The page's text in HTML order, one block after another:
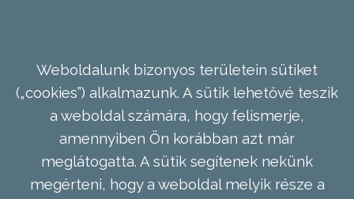
Weboldalunk bizonyos területein sütiket
(„cookies”) alkalmazunk. A sütik lehetővé teszik
a weboldal számára, hogy felismerje,
amennyiben Ön korábban azt már
meglátogatta. A sütik segítenek nekünk
megérteni, hogy a weboldal melyik része a